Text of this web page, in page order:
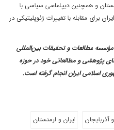
و همچنین دیپلماسی سیاسی با
برای مقابله با تغییرات ژئوپلیتیکی در
مهرماه 1401از سوی مؤسسه مطالعات و تحقیقات بین‌المللی
پژوهشی و مطالعاتی خود در حوزه
اسلامی ایران انجام گرفته است.
آذربایجان
ایران و ارمنستان